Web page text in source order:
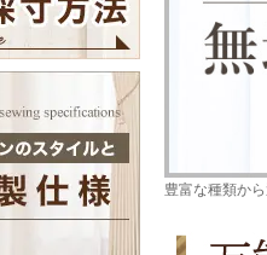
豊富な種類か